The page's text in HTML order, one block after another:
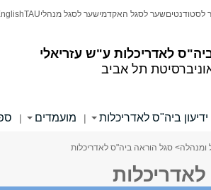
לאדריכלות ע"ש עזריאלי
תל אביב
לסטודנטיםשער לסגל האקדמישער לסגל מנהליTAU
ידיעון ביה"ס לאדריכלות | מועמדים |
ומנהלה> סגל הוראה ביה"ס לאדריכלות